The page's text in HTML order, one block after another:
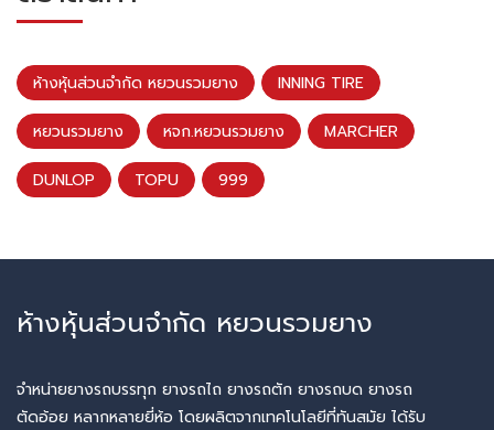
ห้างหุ้นส่วนจำกัด หยวนรวมยาง INNING TIRE
หยวนรวมยาง หจก.หยวนรวมยาง MARCHER
DUNLOP TOPU 999
ห้างหุ้นส่วนจำกัด หยวนรวมยาง
จำหน่ายยางรถบรรทุก ยางรถไถ ยางรถตัก ยางรถบด ยางรถ
ตัดอ้อย หลากหลายยี่ห้อ โดยผลิตจากเทคโนโลยีที่ทันสมัย ได้รับ